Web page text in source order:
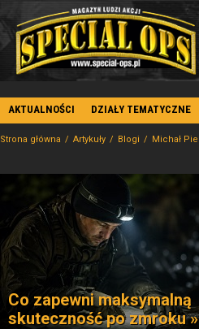
AKTUALNOŚCI DZIAŁY TEMATYCZNE
Strona główna Artykuły Blogi Michał
Co zapewni maksymalną
skuteczność po zmroku »